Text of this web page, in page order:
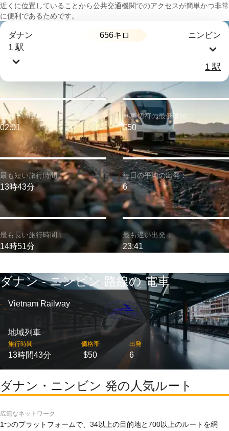
近くに位置していることから公共交通機関でのアクセスが簡単かつ非常
に便利であるためです。
ダナン 656キロ ニンビン
1 駅
1 駅
最も短い旅行時間：
13時43分
最も早い出発：
02:01
最も長い旅行時間：
14時51分
列車切符の最低価格：
$50
毎日の平均の出発：
6
最も遅い出発：
23:41
ダナン - ニンビン 路線の 電車
Vietnam Railway
地域列車
旅行時間
13時間43分
価格帯
$50
出発
6
ダナン・ニンビン 発の人気ルート
広範なネットワーク
1つのプラットフォームで、34以上の目的地と700以上のルートを網